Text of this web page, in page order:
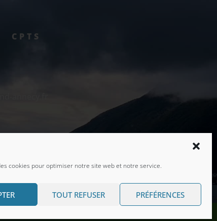
cookies pour optimiser notre site web et notre service.
TOUT REFUSER PRÉFÉRENCES
CPTS
sociaux